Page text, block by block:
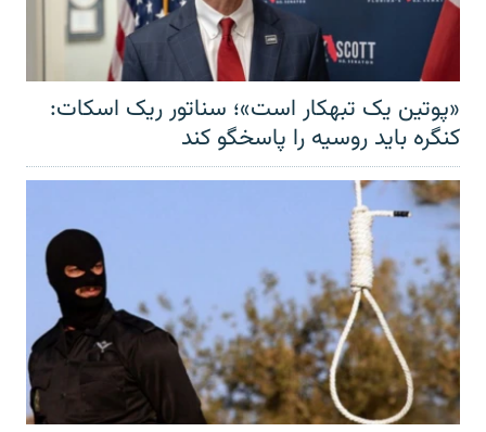
«پوتین یک تبهکار است»؛ سناتور ریک اسکات:
کنگره باید روسیه را پاسخگو کند